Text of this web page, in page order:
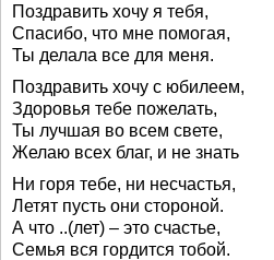
Поздравить хочу я тебя,
Спасибо, что мне помогая,
Ты делала все для меня.
Поздравить хочу с юбилеем,
Здоровья тебе пожелать,
Ты лучшая во всем свете,
Желаю всех благ, и не знать
Ни горя тебе, ни несчастья,
Летят пусть они стороной.
А что ..(лет) – это счастье,
Семья вся гордится тобой.